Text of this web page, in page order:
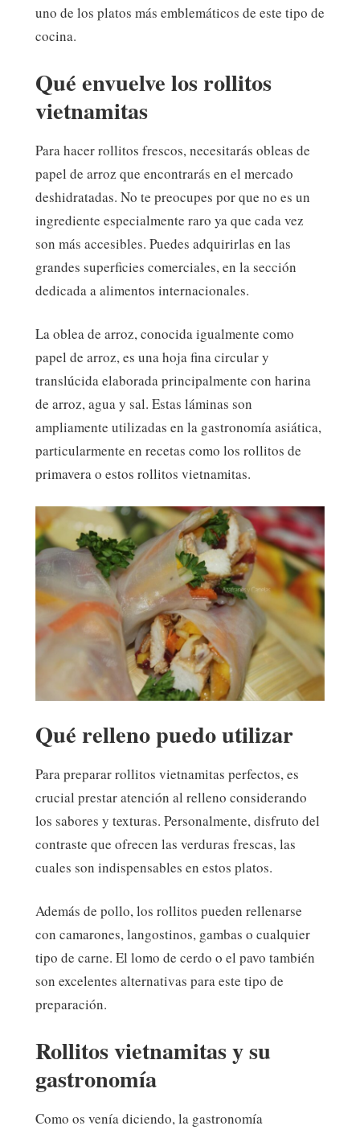
uno de los platos más emblemáticos de este tipo de
cocina.
Qué envuelve los rollitos
vietnamitas
Para hacer rollitos frescos, necesitarás obleas de
papel de arroz que encontrarás en el mercado
deshidratadas. No te preocupes por que no es un
ingrediente especialmente raro ya que cada vez
son más accesibles. Puedes adquirirlas en las
grandes superficies comerciales, en la sección
dedicada a alimentos internacionales.
La oblea de arroz, conocida igualmente como
papel de arroz, es una hoja fina circular y
translúcida elaborada principalmente con harina
de arroz, agua y sal. Estas láminas son
ampliamente utilizadas en la gastronomía asiática,
particularmente en recetas como los rollitos de
primavera o estos rollitos vietnamitas.
Qué relleno puedo utilizar
Para preparar rollitos vietnamitas perfectos, es
crucial prestar atención al relleno considerando
los sabores y texturas. Personalmente, disfruto del
contraste que ofrecen las verduras frescas, las
cuales son indispensables en estos platos.
Además de pollo, los rollitos pueden rellenarse
con camarones, langostinos, gambas o cualquier
tipo de carne. El lomo de cerdo o el pavo también
son excelentes alternativas para este tipo de
preparación.
Rollitos vietnamitas y su
gastronomía
Como os venía diciendo, la gastronomía